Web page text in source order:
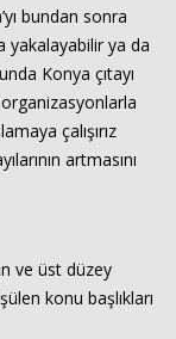
bundan sonra
yakalayabilir ya da
Konya çıtayı
çalışırız
artmasını
ve üst düzey
konu başlıkları